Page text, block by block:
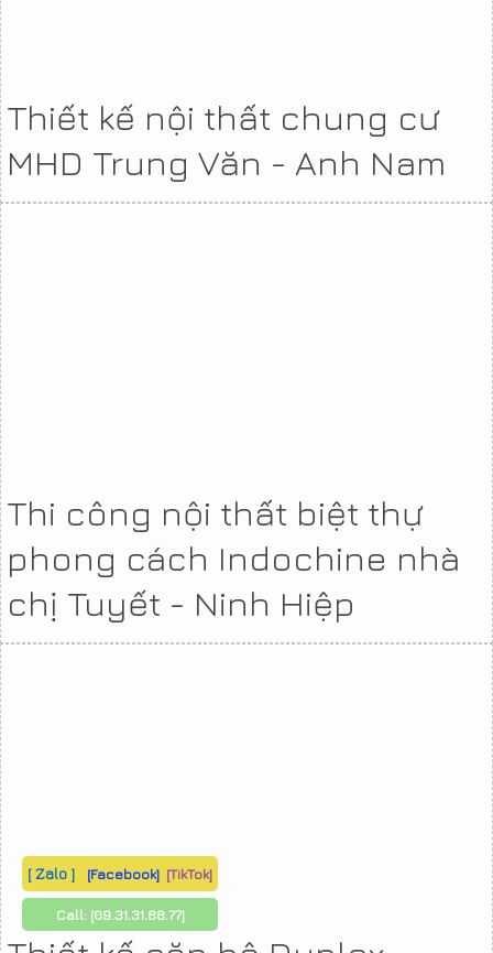
Thiết kế nội thất chung cư
MHD Trung Văn - Anh Nam
Thi công nội thất biệt thự
phong cách Indochine nhà
chị Tuyết - Ninh Hiệp
[ Zalo ] [Facebook] [TikTok]
Call: [09.31.31.88.77]